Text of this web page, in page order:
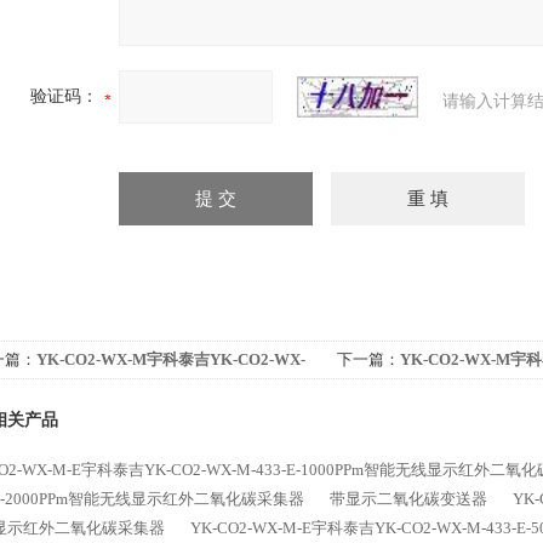
验证码： 请输入计算
： YK-CO2-WX-M宇科泰吉YK-CO2-WX-
下一篇： YK-CO2-WX-M宇
关产品
WX-M-E宇科泰吉YK-CO2-WX-M-433-E-1000PPm智能无线显示红外二氧化
2000PPm智能无线显示红外二氧化碳采集器
带显示二氧化碳变送器
YK-
示红外二氧化碳采集器
YK-CO2-WX-M-E宇科泰吉YK-CO2-WX-M-433-E-